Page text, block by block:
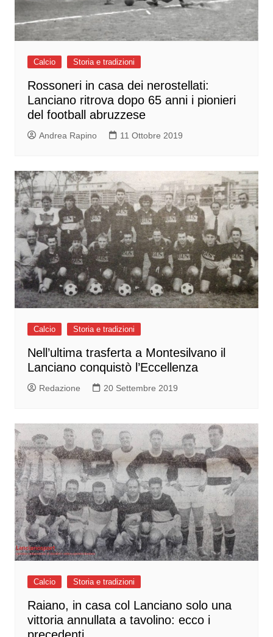
Calcio Storia e tradizioni
Rossoneri in casa dei nerostellati:
Lanciano ritrova dopo 65 anni i pionieri
del football abruzzese
Andrea Rapino 11 Ottobre 2019
Calcio Storia e tradizioni
Nell’ultima trasferta a Montesilvano il
Lanciano conquistò l’Eccellenza
Redazione 20 Settembre 2019
Calcio Storia e tradizioni
Raiano, in casa col Lanciano solo una
vittoria annullata a tavolino: ecco i